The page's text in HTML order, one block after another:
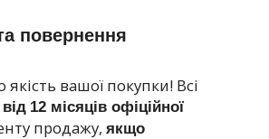
повернення
вашої покупки! Всі
від 12 місяців офіційної
продажу, якщо